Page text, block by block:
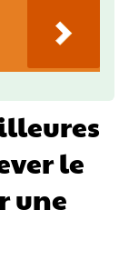
le
une